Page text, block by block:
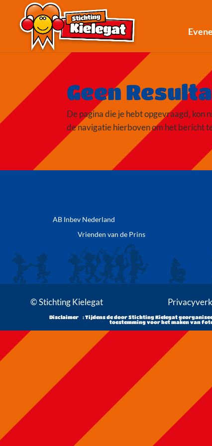
Geen
De pagina die je hebt opgevraagd,
de navigatie hierboven om het bericht
AB Inbev Nederland
Vrienden van de Prins
© Stichting Kielegat
Disclaimer : Tijdens de door Stichting Kielegat
toestemming voor het maken van